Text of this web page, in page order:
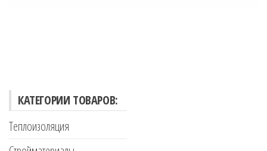
КАТЕГОРИИ ТОВАРОВ:
Теплоизоляция